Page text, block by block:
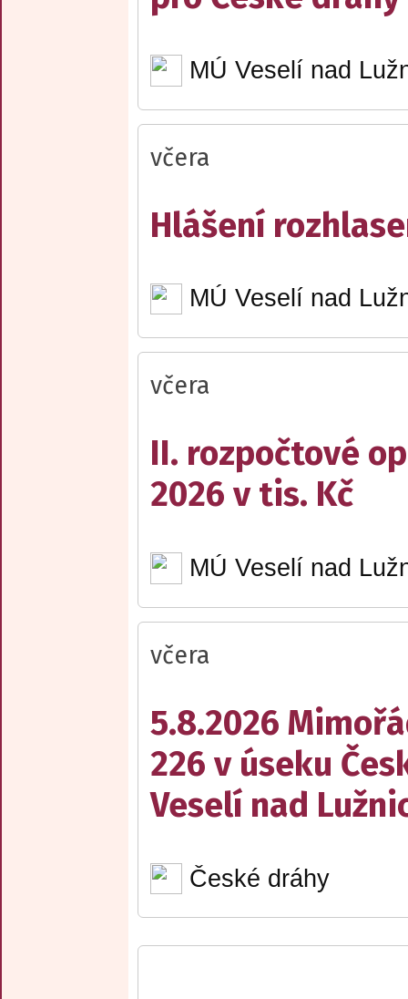
MÚ Veselí nad
včera
Hlášení
MÚ Veselí nad
včera
II. rozpočtové
2026 v tis. Kč
MÚ Veselí nad
včera
5.8.2026
226 v úseku
Veselí nad
České dráhy